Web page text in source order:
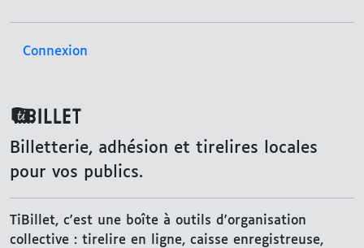
Connexion
Billetterie, adhésion et tirelires locales
pour vos publics.
TiBillet, c'est une boîte à outils d'organisation
collective : tirelire en ligne, caisse enregistreuse,